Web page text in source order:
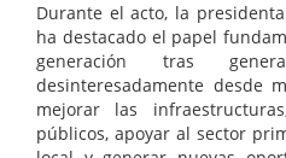
Durante el acto, la
ha destacado el papel
generación tras
desinteresadamente desde
mejorar las
públicos, apoyar al sector